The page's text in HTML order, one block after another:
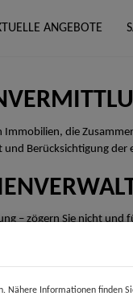
ANGEBOTE
die
Berücksichtigung der
– zögern Sie nicht und
Nähere Informationen finden